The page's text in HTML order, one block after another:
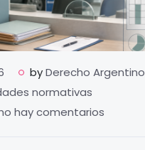
byDerecho Argentino
normativas
hay comentarios